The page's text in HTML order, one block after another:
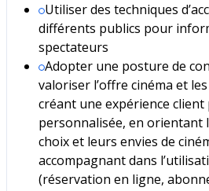
Utiliser des techniques
différents publics pour
spectateurs
Adopter une posture de
valoriser l’offre cinéma et
créant une expérience
personnalisée, en orientant
choix et leurs envies de
accompagnant dans
(réservation en ligne,